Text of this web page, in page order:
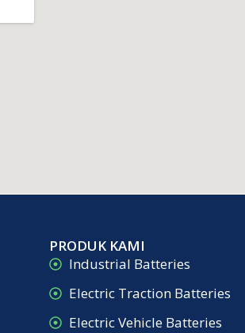
PRODUK KAMI
Industrial Batteries
Electric Traction Batteries
Electric Vehicle Batteries